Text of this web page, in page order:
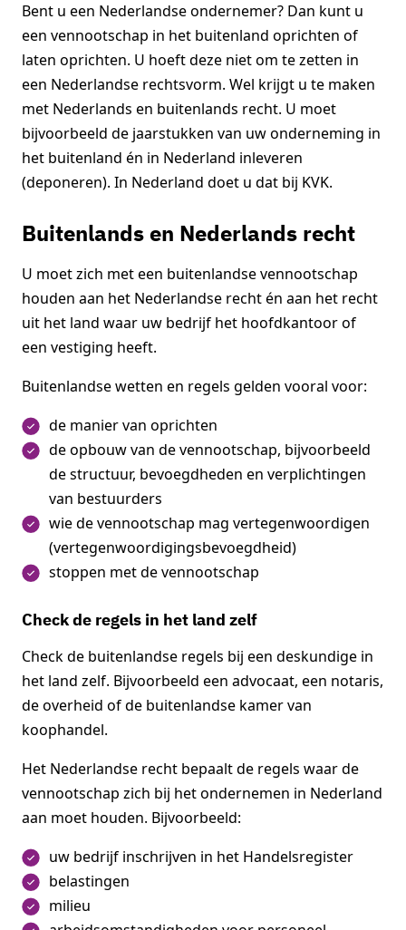
Bent u een Nederlandse ondernemer? Dan kunt u
een vennootschap in het buitenland oprichten of
laten oprichten. U hoeft deze niet om te zetten in
een Nederlandse rechtsvorm. Wel krijgt u te maken
met Nederlands en buitenlands recht. U moet
bijvoorbeeld de jaarstukken van uw onderneming in
het buitenland én in Nederland inleveren
(deponeren). In Nederland doet u dat bij KVK.
Buitenlands en Nederlands recht
U moet zich met een buitenlandse vennootschap
houden aan het Nederlandse recht én aan het recht
uit het land waar uw bedrijf het hoofdkantoor of
een vestiging heeft.
Buitenlandse wetten en regels gelden vooral voor:
de manier van oprichten
de opbouw van de vennootschap, bijvoorbeeld
de structuur, bevoegdheden en verplichtingen
van bestuurders
wie de vennootschap mag vertegenwoordigen
(vertegenwoordigingsbevoegdheid)
stoppen met de vennootschap
Check de regels in het land zelf
Check de buitenlandse regels bij een deskundige in
het land zelf. Bijvoorbeeld een advocaat, een notaris,
de overheid of de buitenlandse kamer van
koophandel.
Het Nederlandse recht bepaalt de regels waar de
vennootschap zich bij het ondernemen in Nederland
aan moet houden. Bijvoorbeeld:
uw bedrijf inschrijven in het Handelsregister
belastingen
milieu